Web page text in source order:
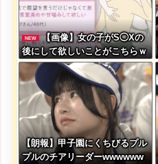
NEW
【画像】女の子がS◯Xの
後にして欲しいことがこちらｗ
ｗｗｗｗｗ
【朗報】甲子園にくちびるプル
プルのチアリーダーwwwwww